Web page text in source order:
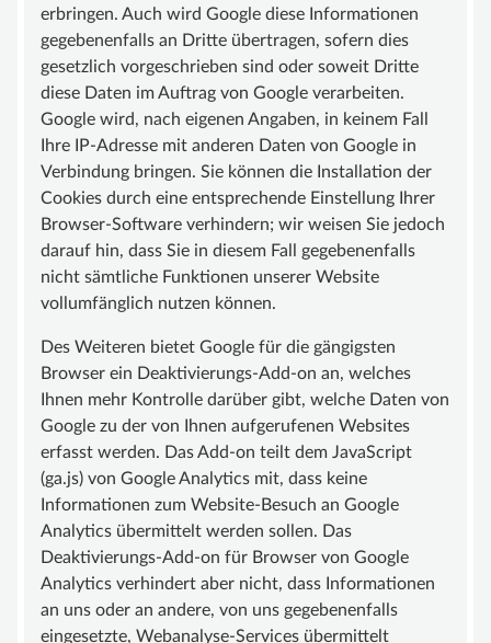
erbringen. Auch wird Google diese Informationen
gegebenenfalls an Dritte übertragen, sofern dies
gesetzlich vorgeschrieben sind oder soweit Dritte
diese Daten im Auftrag von Google verarbeiten.
Google wird, nach eigenen Angaben, in keinem Fall
Ihre IP-Adresse mit anderen Daten von Google in
Verbindung bringen. Sie können die Installation der
Cookies durch eine entsprechende Einstellung Ihrer
Browser-Software verhindern; wir weisen Sie jedoch
darauf hin, dass Sie in diesem Fall gegebenenfalls
nicht sämtliche Funktionen unserer Website
vollumfänglich nutzen können.
Des Weiteren bietet Google für die gängigsten
Browser ein Deaktivierungs-Add-on an, welches
Ihnen mehr Kontrolle darüber gibt, welche Daten von
Google zu der von Ihnen aufgerufenen Websites
erfasst werden. Das Add-on teilt dem JavaScript
(ga.js) von Google Analytics mit, dass keine
Informationen zum Website-Besuch an Google
Analytics übermittelt werden sollen. Das
Deaktivierungs-Add-on für Browser von Google
Analytics verhindert aber nicht, dass Informationen
an uns oder an andere, von uns gegebenenfalls
eingesetzte, Webanalyse-Services übermittelt